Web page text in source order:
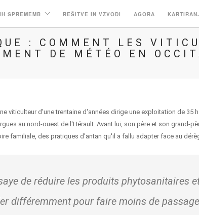
SPREMEMB REŠITVE IN VZVODI AGORA
: COMMENT LES
DE MÉTÉO EN
viticulteur d'une trentaine d'années dirige une exploitation de 35
au nord-ouest de l'Hérault. Avant lui, son père et son grand-
familiale, des pratiques d'antan qu'il a fallu adapter face au
de réduire les produits phytosanitaires
différemment pour faire moins de